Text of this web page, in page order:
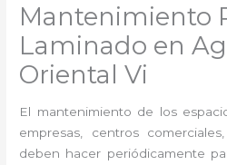
Mantenimiento
Laminado en
Oriental Vi
El mantenimiento de los
empresas, centros
deben hacer periódicamente